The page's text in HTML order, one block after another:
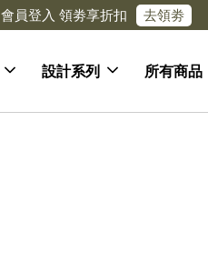
會員登入 領劵享折扣 去領劵
設計系列 所有商品